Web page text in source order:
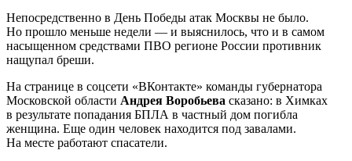
Непосредственно в День Победы атак Москвы не было.
Но прошло меньше недели — и выяснилось, что и в самом
насыщенном средствами ПВО регионе России противник
нащупал бреши.
На странице в соцсети «ВКонтакте» команды губернатора
Московской области Андрея Воробьева сказано: в Химках
в результате попадания БПЛА в частный дом погибла
женщина. Еще один человек находится под завалами.
На месте работают спасатели.